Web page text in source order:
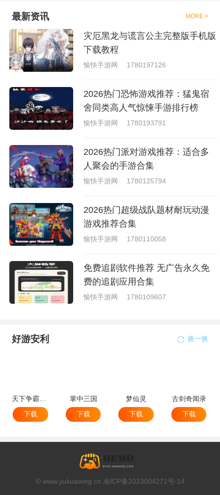
够去进行体验的，我们也是能够
就是收集了一些有意思的拳击游
最新资讯 MORE +
灾厄黑龙与谎言公主完整版手机版
下载教程
愉快手游网 1780197126
2026热门恐怖游戏推荐：猛鬼宿
舍同类高人气惊悚手游排行榜
愉快手游网 1780193791
2026热门派对游戏推荐：适合多
人聚会的手游合集
愉快手游网 1780125794
2026热门超级战队题材耐玩动漫
游戏推荐合集
愉快手游网 1780110058
免费追剧软件推荐 无广告永久免
费的追剧应用合集
愉快手游网 1780109607
好游安利 换一换
天下争霸三国志
下载
掌中三国
下载
梦仙灵
下载
古剑奇闻录
下载
© www.yukuaixing.cn 渝ICP备2023004271号-14